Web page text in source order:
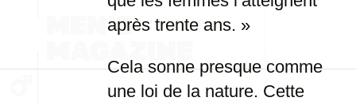
après trente ans. »
Cela sonne presque comme
une loi de la nature. Cette